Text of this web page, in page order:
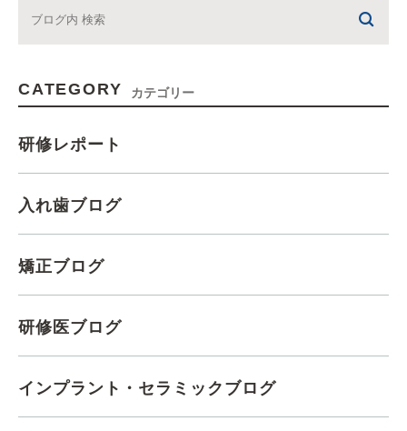
CATEGORY カテゴリー
研修レポート
入れ歯ブログ
矯正ブログ
研修医ブログ
インプラント・セラミックブログ